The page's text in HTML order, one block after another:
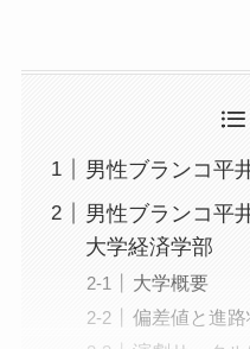
男性ブランコ平
男性ブランコ平
大学経済学部
大学概要
偏差値と進路